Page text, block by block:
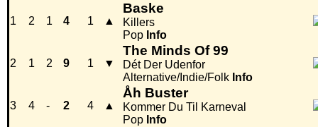
1 2 1 4 1 ▲
Baske
Killers
Pop Info
2 1 2 9 1 ▼
The Minds Of 99
Dét Der Udenfor
Alternative/Indie/Folk Info
3 4 - 2 4 ▲
Åh Buster
Kommer Du Til Karneval
Pop Info